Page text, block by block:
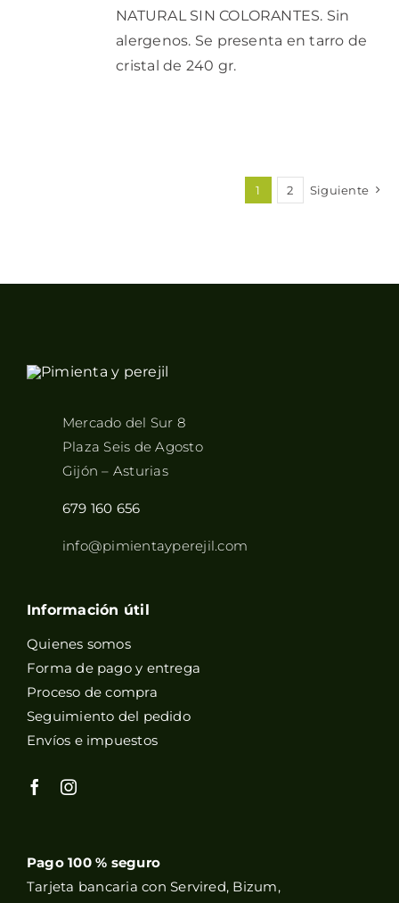
NATURAL SIN COLORANTES. Sin
alergenos. Se presenta en tarro de
cristal de 240 gr.
1 2 Siguiente
Mercado del Sur 8
Plaza Seis de Agosto
Gijón – Asturias
679 160 656
info@pimientayperejil.com
Información útil
Quienes somos
Forma de pago y entrega
Proceso de compra
Seguimiento del pedido
Envíos e impuestos
Pago 100 % seguro
Tarjeta bancaria con Servired, Bizum,